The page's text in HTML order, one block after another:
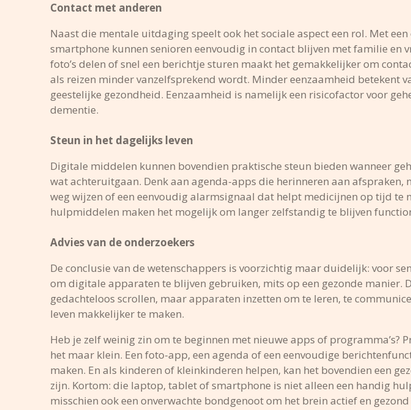
Contact met anderen
Naast die mentale uitdaging speelt ook het sociale aspect een rol. Met
smartphone kunnen senioren eenvoudig in contact blijven met familie en
foto’s delen of snel een berichtje sturen maakt het gemakkelijker om
als reizen minder vanzelfsprekend wordt. Minder eenzaamheid betekent
geestelijke gezondheid. Eenzaamheid is namelijk een risicofactor voor
dementie.
Steun in het dagelijks leven
Digitale middelen kunnen bovendien praktische steun bieden wanneer
wat achteruitgaan. Denk aan agenda-apps die herinneren aan afspraken,
weg wijzen of een eenvoudig alarmsignaal dat helpt medicijnen op tijd te
hulpmiddelen maken het mogelijk om langer zelfstandig te blijven
Advies van de onderzoekers
De conclusie van de wetenschappers is voorzichtig maar duidelijk: voor
om digitale apparaten te blijven gebruiken, mits op een gezonde manier.
gedachteloos scrollen, maar apparaten inzetten om te leren, te
leven makkelijker te maken.
Heb je zelf weinig zin om te beginnen met nieuwe apps of programma’s?
het maar klein. Een foto-app, een agenda of een eenvoudige
maken. En als kinderen of kleinkinderen helpen, kan het bovendien een
zijn. Kortom: die laptop, tablet of smartphone is niet alleen een handig
misschien ook een onverwachte bondgenoot om het brein actief en